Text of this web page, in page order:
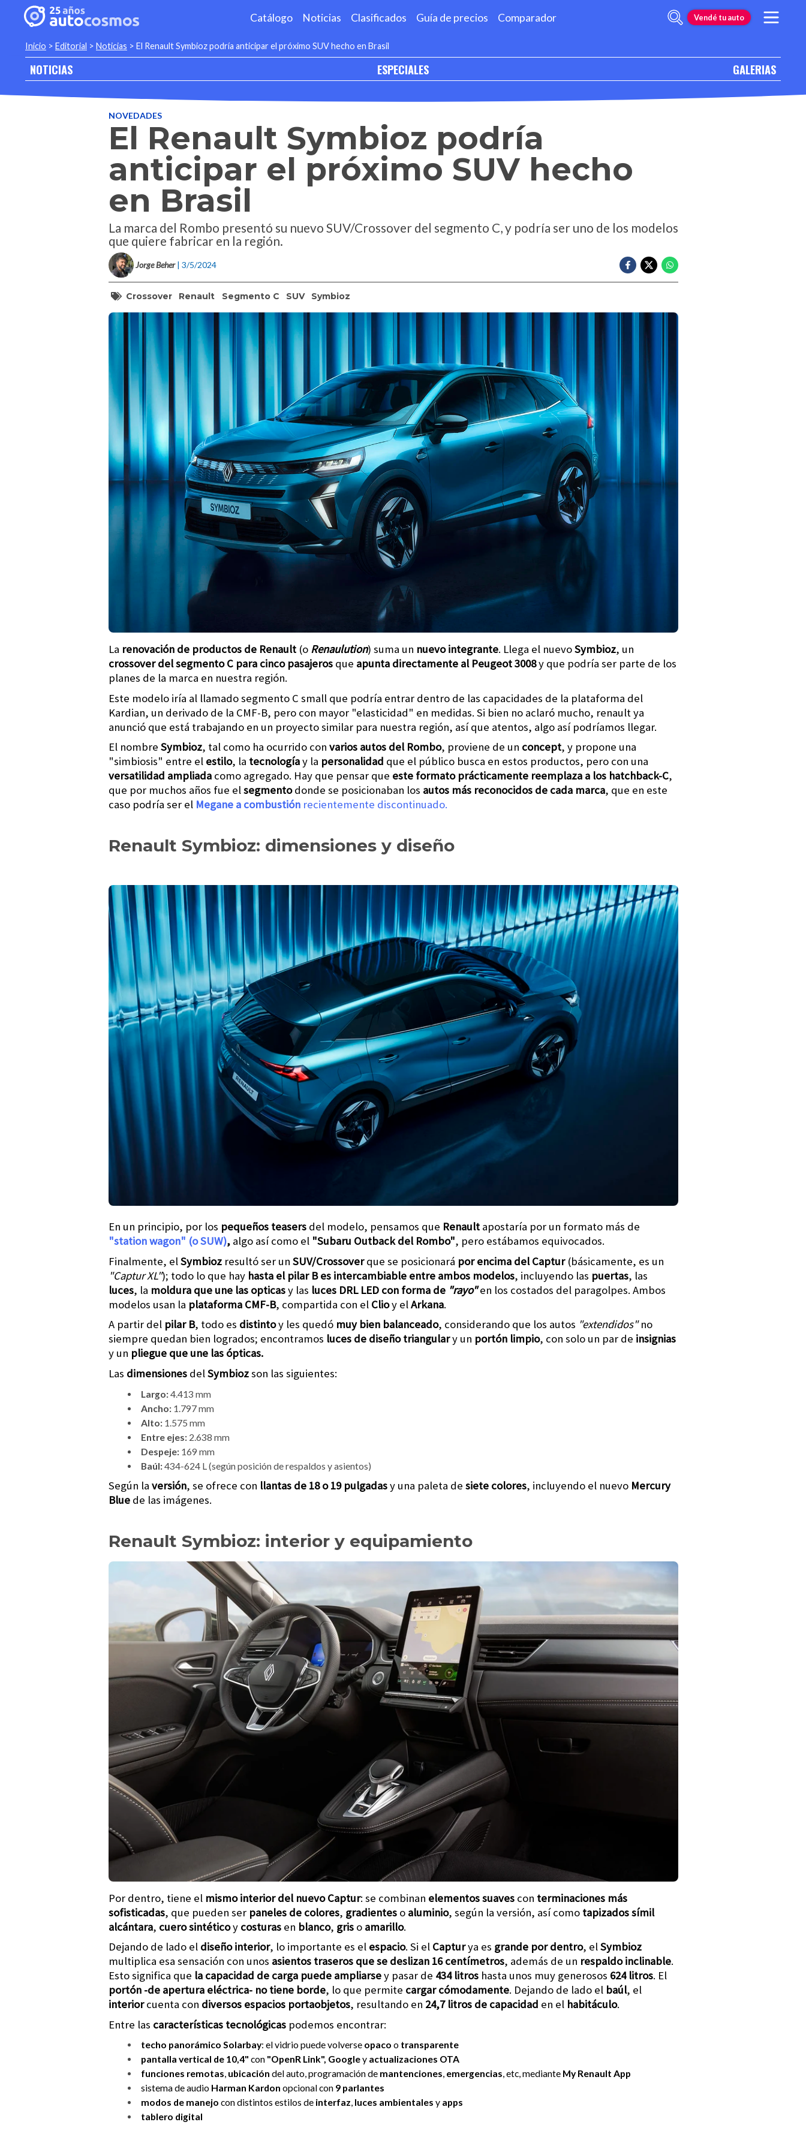
Catálogo Noticias Clasificados Guía de precios Comparador Vendé tu auto
Inicio > Editorial > Noticias > El Renault Symbioz podría anticipar el próximo SUV hecho en Brasil
NOTICIAS ESPECIALES GALERIAS
NOVEDADES
El Renault Symbioz podría
anticipar el próximo SUV hecho
en Brasil
La marca del Rombo presentó su nuevo SUV/Crossover del segmento C, y podría ser uno de los modelos
que quiere fabricar en la región.
Jorge Beher | 3/5/2024
Crossover Renault Segmento C SUV Symbioz
La renovación de productos de Renault (o Renaulution) suma un nuevo integrante. Llega el nuevoSymbioz, un
crossover del segmento C para cinco pasajeros que apunta directamente al Peugeot 3008y que podría ser parte de los
planes de la marca en nuestra región.
Este modelo iría al llamado segmento C small que podría entrar dentro de las capacidades de la plataforma del
Kardian, un derivado de la CMF-B, pero con mayor "elasticidad" en medidas. Si bien no aclaró mucho, renault ya
anunció que está trabajando en un proyecto similar para nuestra región, así que atentos, algo así podríamos llegar.
El nombre Symbioz, tal como ha ocurrido con varios autos del Rombo, proviene de un concept, y propone una
"simbiosis" entre el estilo, la tecnologíay la personalidad que el público busca en estos productos, pero con una
versatilidad ampliada como agregado. Hay que pensar que este formato prácticamente reemplaza a los hatchback-C,
que por muchos años fue elsegmentodonde se posicionaban los autos más reconocidos de cada marca, que en este
caso podría ser el Megane a combustión recientemente discontinuado.
Renault Symbioz: dimensiones y diseño
En un principio, por los pequeños teasers del modelo, pensamos que Renault apostaría por un formato más de
"station wagon" (o SUW), algo así como el "Subaru Outback del Rombo", pero estábamos equivocados.
Finalmente, elSymbioz resultó ser un SUV/Crossoverque se posicionará por encima del Captur(básicamente, es un
"Captur XL"); todo lo que hay hasta el pilar B es intercambiable entre ambos modelos, incluyendo las puertas, las
luces, la moldura que une las opticasy las luces DRL LED con forma de "rayo"en los costados del paragolpes. Ambos
modelos usan la plataforma CMF-B, compartida con el Clioy elArkana.
A partir del pilar B, todo es distintoy les quedó muy bien balanceado, considerando que los autos "extendidos"no
siempre quedan bien logrados; encontramos luces de diseño triangulary un portón limpio, con solo un par de insignias
y un pliegue que une las ópticas.
Las dimensiones delSymbiozson las siguientes:
Largo:4.413 mm
Ancho: 1.797 mm
Alto: 1.575 mm
Entre ejes: 2.638 mm
Despeje:169 mm
Baúl:434-624 L (según posición de respaldos y asientos)
Según la versión, se ofrece con llantas de 18 o 19 pulgadasy una paleta de siete colores, incluyendo el nuevo Mercury
Blue de las imágenes.
Renault Symbioz: interior y equipamiento
Por dentro, tiene el mismo interior del nuevo Captur: se combinan elementos suaves con terminaciones más
sofisticadas, que pueden ser paneles de colores, gradientes o aluminio, según la versión, así como tapizados símil
alcántara, cuero sintéticoy costuras en blanco, gris o amarillo.
Dejando de lado el diseño interior, lo importante es el espacio. Si el Capturya es grande por dentro, elSymbioz
multiplica esa sensación con unos asientos traseros que se deslizan 16 centímetros, además de un respaldo inclinable.
Esto significa que la capacidad de carga puede ampliarsey pasar de 434 litros hasta unos muy generosos 624 litros. El
portón -de apertura eléctrica- no tiene borde, lo que permite cargar cómodamente. Dejando de lado el baúl, el
interiorcuenta con diversos espacios portaobjetos, resultando en 24,7 litros de capacidad en el habitáculo.
Entre las características tecnológicas podemos encontrar:
techo panorámico Solarbay: el vidrio puede volverse opaco o transparente
pantalla vertical de 10,4" con "OpenR Link", Googley actualizaciones OTA
funciones remotas, ubicación del auto, programación de mantenciones, emergencias, etc, mediante My Renault App
sistema de audio Harman Kardon opcional con 9 parlantes
modos de manejo con distintos estilos de interfaz, luces ambientales y apps
tablero digital